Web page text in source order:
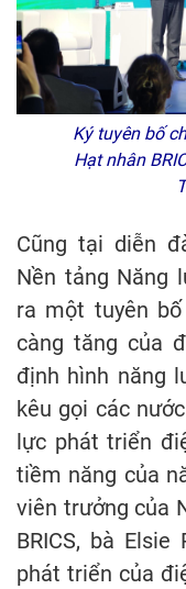
Ký tuyên bố
Hạt nhân
Cũng tại diễn
Nền tảng Năng
ra một tuyên
càng tăng của
định hình năng
kêu gọi các
lực phát triển
tiềm năng của
viên trưởng của
BRICS, bà
phát triển của